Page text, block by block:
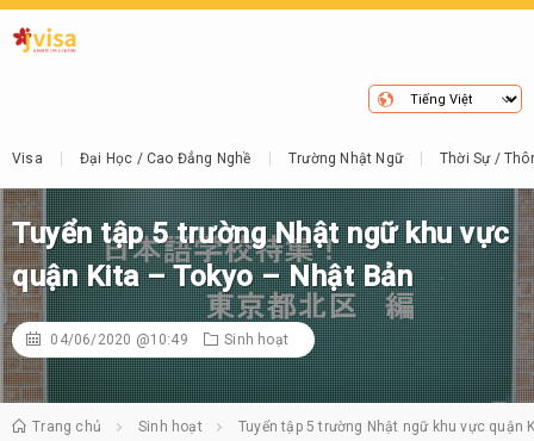
Visa Đại Học / Cao Đẳng Nghề Trường Nhật Ngữ Thời Sự /
Tuyển tập 5 trường Nhật ngữ khu vực
quận Kita – Tokyo – Nhật Bản
04/06/2020 @10:49 Sinh hoạt
Trang chủ Sinh hoạt Tuyển tập 5 trường Nhật ngữ khu vực quận